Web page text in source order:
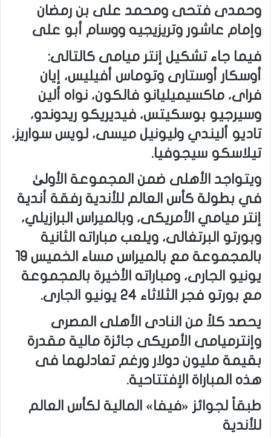
وحمدى فتحى ومحمد على بن رمضان
وإمام عاشور وتريزيجيه ووسام أبو على
فيما جاء تشكيل إنتر ميامى كالتالى:
أوسكار أوستارى وتوماس أفيليس، إيان
فراى، ماكسيميليانو فالكون، نواه ألين
وسيرجيو بوسكيتس، فيديريكو ريدوندو،
تاديو أليندي وليونيل ميسى، لويس سواريز،
تيلاسكو سيجوفيا.
ويتواجد الأهلى ضمن المجموعة الأولىٰ
في بطولة كأس العالم للأندية رفقة أندية
إنتر ميامي الأمريكى، وبالميراس البرازيلي،
وبورتو البرتغالى، ويلعب مباراته الثانية
بالمجموعة مع بالميراس مساء الخميس 19
يونيو الجارى، ومباراته الأخيرة بالمجموعة
مع بورتو فجر الثلاثاء 24 يونيو الجارى.
يحصد كلاً من النادى الأهلى المصرى
وإنترميامى الأمريكى جائزة مالية مقدرة
بقيمة مليون دولار ورغم تعادلهما فى
هذه المباراة الإفتتاحية.
طبقاً لجوائز «فيفا» المالية لكأس العالم
للأندية